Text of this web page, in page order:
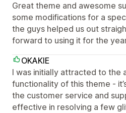
Great theme and awesome
some modifications for a
the guys helped us out
forward to using it for the
OKAKIE
I was initially attracted to the
functionality of this theme -
the customer service and
effective in resolving a few